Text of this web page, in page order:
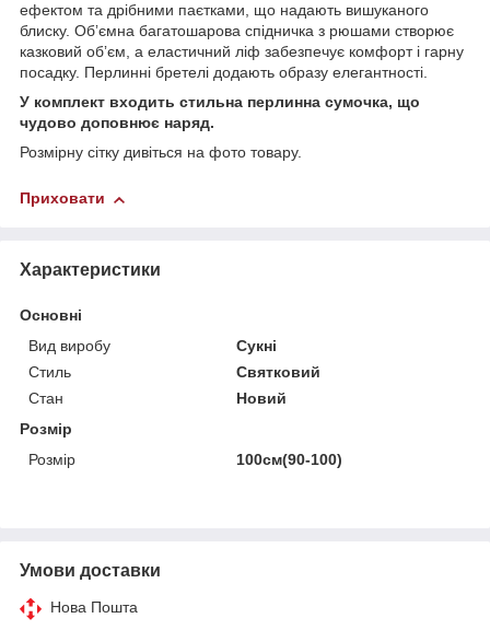
ефектом та дрібними паєтками, що надають вишуканого
блиску. Обʼємна багатошарова спідничка з рюшами створює
казковий обʼєм, а еластичний ліф забезпечує комфорт і гарну
посадку. Перлинні бретелі додають образу елегантності.
У комплект входить стильна перлинна сумочка, що
чудово доповнює наряд.
Розмірну сітку дивіться на фото товару.
Приховати
Характеристики
Основні
Вид виробу
Сукні
Стиль
Святковий
Стан
Новий
Розмір
Розмір
100см(90-100)
Умови доставки
Нова Пошта